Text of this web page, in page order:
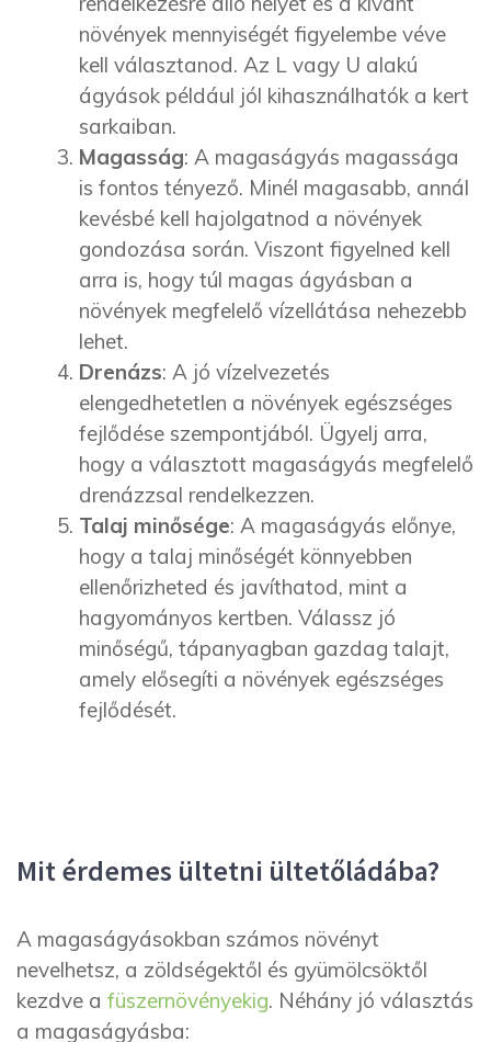
növények mennyiségét figyelembe véve
kell választanod. Az L vagy U alakú
ágyások például jól kihasználhatók a kert
sarkaiban.
Magasság: A magaságyás magassága
is fontos tényező. Minél magasabb, annál
kevésbé kell hajolgatnod a növények
gondozása során. Viszont figyelned kell
arra is, hogy túl magas ágyásban a
növények megfelelő vízellátása nehezebb
lehet.
Drenázs: A jó vízelvezetés
elengedhetetlen a növények egészséges
fejlődése szempontjából. Ügyelj arra,
hogy a választott magaságyás megfelelő
drenázzsal rendelkezzen.
Talaj minősége: A magaságyás előnye,
hogy a talaj minőségét könnyebben
ellenőrizheted és javíthatod, mint a
hagyományos kertben. Válassz jó
minőségű, tápanyagban gazdag talajt,
amely elősegíti a növények egészséges
fejlődését.
Mit érdemes ültetni ültetőládába?
A magaságyásokban számos növényt
nevelhetsz, a zöldségektől és gyümölcsöktől
kezdve a füszernövényekig. Néhány jó választás
a magaságyásba: